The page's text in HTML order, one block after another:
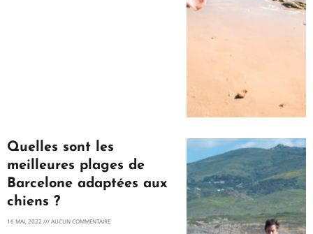
Quelles sont les
meilleures plages de
Barcelone adaptées aux
chiens ?
16 MAI, 2022 AUCUN COMMENTAIRE